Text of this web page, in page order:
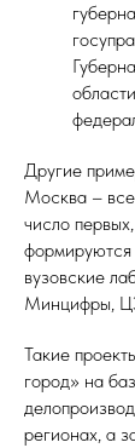
Другие
Москва – все
число
формируются
вузовские
Минцифры,
Такие
город» на
регионах, а